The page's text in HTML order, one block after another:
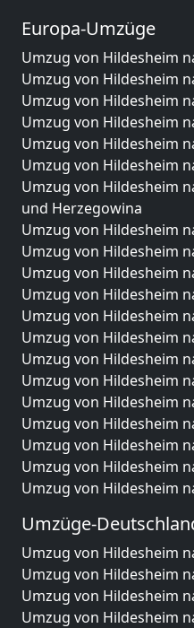
Europa-Umzüge
Umzug von Hildesheim
Umzug von Hildesheim
Umzug von Hildesheim
Umzug von Hildesheim
Umzug von Hildesheim
Umzug von Hildesheim
Umzug von Hildesheim
und Herzegowina
Umzug von Hildesheim
Umzug von Hildesheim
Umzug von Hildesheim
Umzug von Hildesheim
Umzug von Hildesheim
Umzug von Hildesheim
Umzug von Hildesheim
Umzug von Hildesheim
Umzug von Hildesheim
Umzug von Hildesheim
Umzug von Hildesheim
Umzug von Hildesheim
Umzug von Hildesheim
Umzüge-
Umzug von Hildesheim
Umzug von Hildesheim
Umzug von Hildesheim
Umzug von Hildesheim